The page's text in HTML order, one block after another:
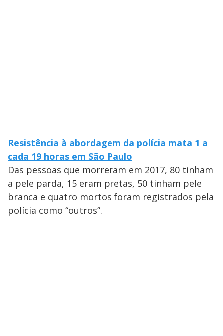
Resistência à abordagem da polícia mata 1 a
cada 19 horas em São Paulo
Das pessoas que morreram em 2017, 80 tinham
a pele parda, 15 eram pretas, 50 tinham pele
branca e quatro mortos foram registrados pela
polícia como “outros”.